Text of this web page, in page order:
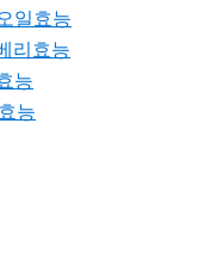
일효능
리효능
능
능